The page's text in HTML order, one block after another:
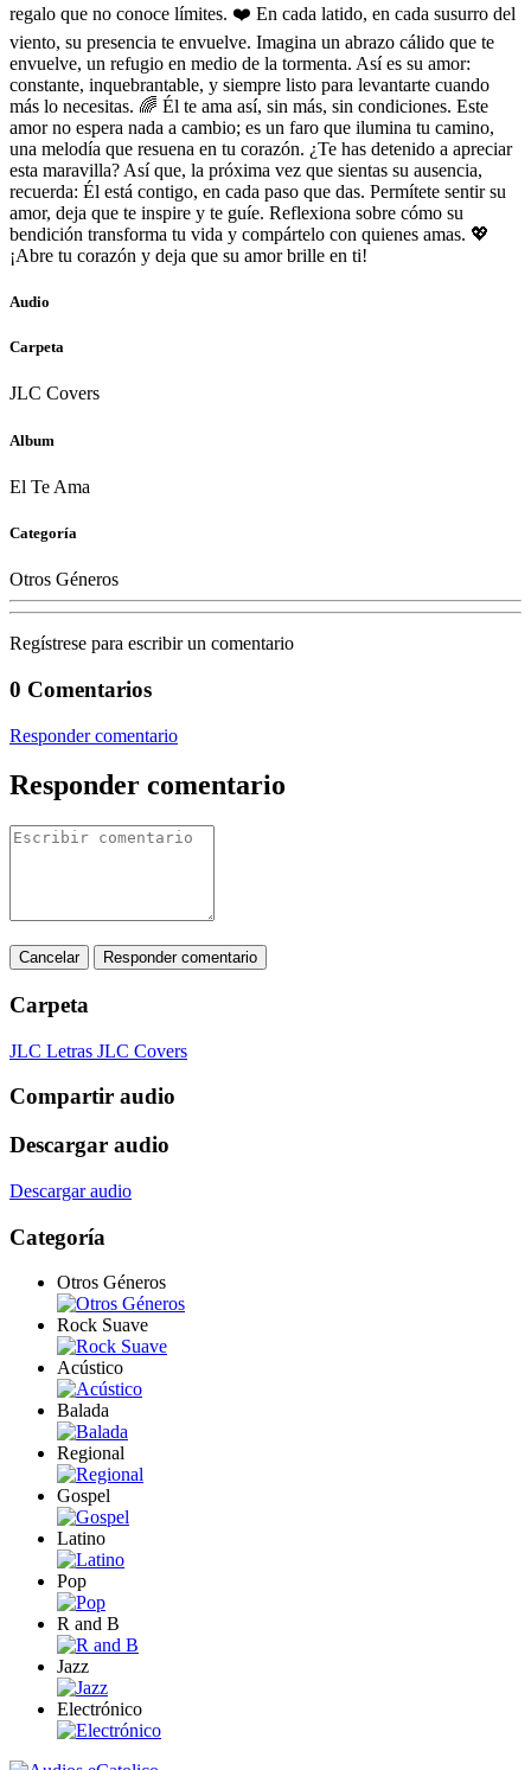
regalo que no conoce límites. ❤️ En cada latido, en cada susurro del
viento, su presencia te envuelve. Imagina un abrazo cálido que te
envuelve, un refugio en medio de la tormenta. Así es su amor:
constante, inquebrantable, y siempre listo para levantarte cuando
más lo necesitas. 🌈 Él te ama así, sin más, sin condiciones. Este
amor no espera nada a cambio; es un faro que ilumina tu camino,
una melodía que resuena en tu corazón. ¿Te has detenido a apreciar
esta maravilla? Así que, la próxima vez que sientas su ausencia,
recuerda: Él está contigo, en cada paso que das. Permítete sentir su
amor, deja que te inspire y te guíe. Reflexiona sobre cómo su
bendición transforma tu vida y compártelo con quienes amas. 💖
¡Abre tu corazón y deja que su amor brille en ti!
Audio
Carpeta
JLC Covers
Album
El Te Ama
Categoría
Otros Géneros
Regístrese para escribir un comentario
0 Comentarios
Responder comentario
Responder comentario
Cancelar Responder comentario
Carpeta
JLC Letras JLC Covers
Compartir audio
Descargar audio
Descargar audio
Categoría
Otros Géneros
Rock Suave
Acústico
Balada
Regional
Gospel
Latino
Pop
R and B
Jazz
Electrónico